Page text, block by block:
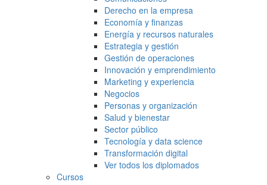
Derecho en la empresa
Economía y finanzas
Energía y recursos naturales
Estrategia y gestión
Gestión de operaciones
Innovación y emprendimiento
Marketing y experiencia
Negocios
Personas y organización
Salud y bienestar
Sector público
Tecnología y data science
Transformación digital
Ver todos los diplomados
Cursos